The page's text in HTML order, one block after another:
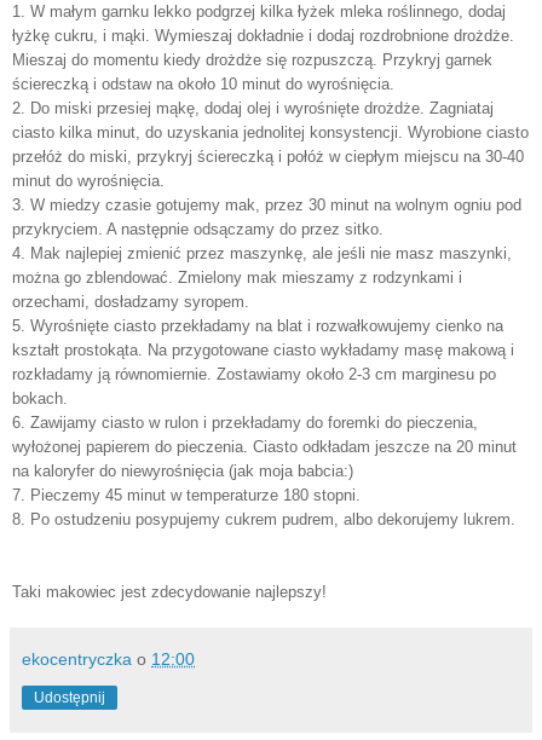
1. W małym garnku lekko podgrzej kilka łyżek mleka roślinnego, dodaj
łyżkę cukru, i mąki. Wymieszaj dokładnie i dodaj rozdrobnione drożdże.
Mieszaj do momentu kiedy drożdże się rozpuszczą. Przykryj garnek
ściereczką i odstaw na około 10 minut do wyrośnięcia.
2. Do miski przesiej mąkę, dodaj olej i wyrośnięte drożdże. Zagniataj
ciasto kilka minut, do uzyskania jednolitej konsystencji. Wyrobione ciasto
przełóż do miski, przykryj ściereczką i połóż w ciepłym miejscu na 30-40
minut do wyrośnięcia.
3. W miedzy czasie gotujemy mak, przez 30 minut na wolnym ogniu pod
przykryciem. A następnie odsączamy do przez sitko.
4. Mak najlepiej zmienić przez maszynkę, ale jeśli nie masz maszynki,
można go zblendować. Zmielony mak mieszamy z rodzynkami i
orzechami, dosładzamy syropem.
5. Wyrośnięte ciasto przekładamy na blat i rozwałkowujemy cienko na
kształt prostokąta. Na przygotowane ciasto wykładamy masę makową i
rozkładamy ją równomiernie. Zostawiamy około 2-3 cm marginesu po
bokach.
6. Zawijamy ciasto w rulon i przekładamy do foremki do pieczenia,
wyłożonej papierem do pieczenia. Ciasto odkładam jeszcze na 20 minut
na kaloryfer do niewyrośnięcia (jak moja babcia:)
7. Pieczemy 45 minut w temperaturze 180 stopni.
8. Po ostudzeniu posypujemy cukrem pudrem, albo dekorujemy lukrem.
Taki makowiec jest zdecydowanie najlepszy!
ekocentryczka o 12:00
Udostępnij